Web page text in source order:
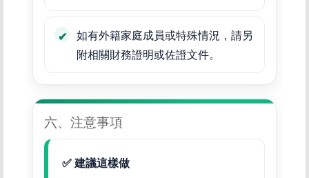
如有外籍家庭成員或特殊情況，請另
附相關財務證明或佐證文件。
六、注意事項
✅ 建議這樣做